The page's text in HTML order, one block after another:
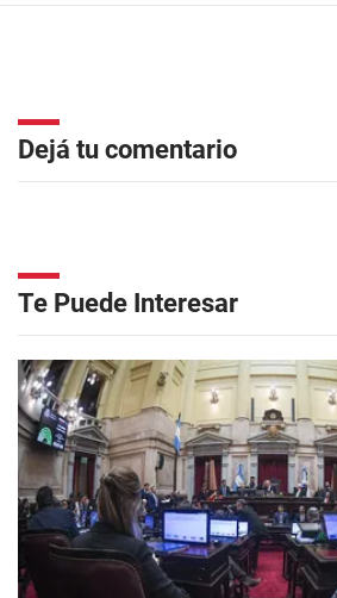
Dejá tu comentario
Te Puede Interesar